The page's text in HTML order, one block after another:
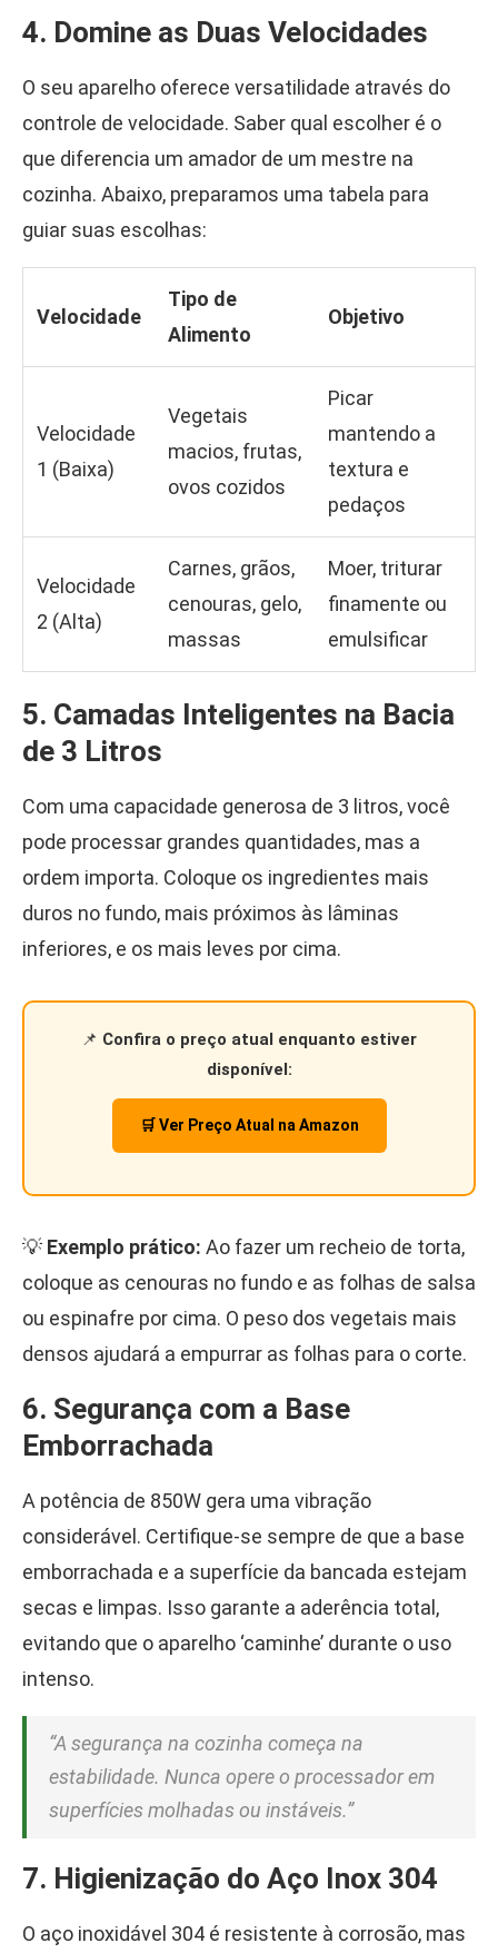
4. Domine as Duas Velocidades
O seu aparelho oferece versatilidade através do
controle de velocidade. Saber qual escolher é o
que diferencia um amador de um mestre na
cozinha. Abaixo, preparamos uma tabela para
guiar suas escolhas:
Velocidade
Tipo de
Alimento
Objetivo
Velocidade
1 (Baixa)
Vegetais
macios, frutas,
ovos cozidos
Picar
mantendo a
textura e
pedaços
Velocidade
2 (Alta)
Carnes, grãos,
cenouras, gelo,
massas
Moer, triturar
finamente ou
emulsificar
5. Camadas Inteligentes na Bacia
de 3 Litros
Com uma capacidade generosa de 3 litros, você
pode processar grandes quantidades, mas a
ordem importa. Coloque os ingredientes mais
duros no fundo, mais próximos às lâminas
inferiores, e os mais leves por cima.
📌 Confira o preço atual enquanto estiver
disponível:
🛒 Ver Preço Atual na Amazon
💡 Exemplo prático: Ao fazer um recheio de torta,
coloque as cenouras no fundo e as folhas de salsa
ou espinafre por cima. O peso dos vegetais mais
densos ajudará a empurrar as folhas para o corte.
6. Segurança com a Base
Emborrachada
A potência de 850W gera uma vibração
considerável. Certifique-se sempre de que a base
emborrachada e a superfície da bancada estejam
secas e limpas. Isso garante a aderência total,
evitando que o aparelho ‘caminhe’ durante o uso
intenso.
“A segurança na cozinha começa na
estabilidade. Nunca opere o processador em
superfícies molhadas ou instáveis.”
7. Higienização do Aço Inox 304
O aço inoxidável 304 é resistente à corrosão, mas